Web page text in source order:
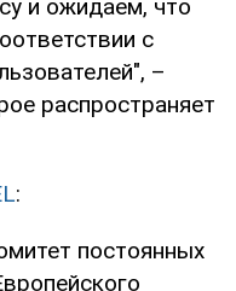
и ожидаем, что
с
–
распространяет
:
постоянных